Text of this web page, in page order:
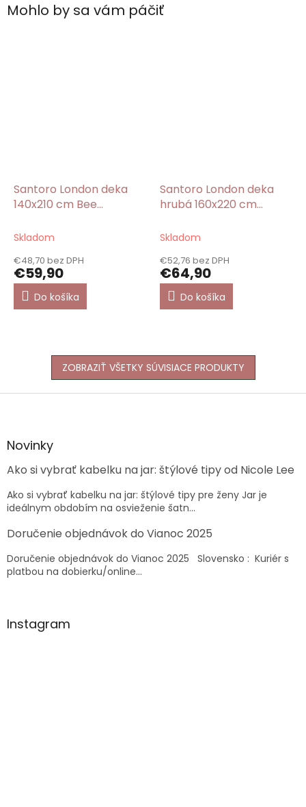
Mohlo by sa vám páčiť
Santoro London deka
140x210 cm Bee
Skladom
€48,70 bez DPH
€59,90
Do košíka
Santoro London deka
hrubá 160x220 cm
Skladom
€52,76 bez DPH
€64,90
Do košíka
ZOBRAZIŤ VŠETKY SÚVISIACE PRODUKTY
Z
äNovinky
Ako si vybrať kabelku na jar: štýlové tipy od Nicole Lee
Ako si vybrať kabelku na jar: štýlové tipy pre ženy Jar je
ideálnym obdobím na osvieženie šatn...
Doručenie objednávok do Vianoc 2025
Doručenie objednávok do Vianoc 2025 Slovensko : Kuriér s
platbou na dobierku/online...
Instagram